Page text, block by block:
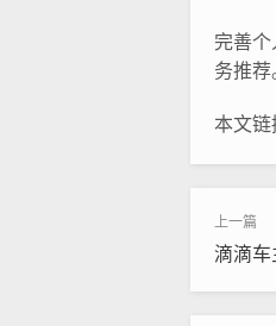
完善
务推荐
本文链
滴滴